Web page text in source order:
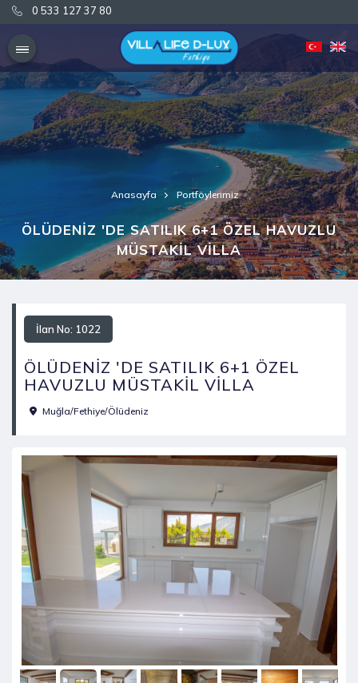
0 533 127 37 80
0 533 127 37 80
Anasayfa Portföylerimiz
ÖLÜDENİZ 'DE SATILIK 6+1 ÖZEL HAVUZLU
MÜSTAKİL VİLLA
İlan No: 1022
ÖLÜDENİZ 'DE SATILIK 6+1 ÖZEL
HAVUZLU MÜSTAKİL VİLLA
Muğla/Fethiye/Ölüdeniz